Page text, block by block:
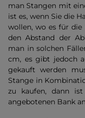
man Stangen mit
ist es, wenn Sie die
wollen, wo es für
den Abstand der
man in solchen
cm, es gibt jedoch
gekauft werden
Stange in
zu kaufen, dann
angebotenen Bank